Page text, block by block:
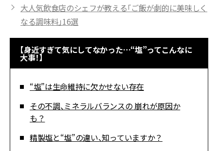
大人気飲食店のシェフが教える「ご飯が劇的に美味しく
なる調味料」16選
【身近すぎて気にしてなかった…“塩”ってこんなに
大事！】
“塩”は生命維持に欠かせない存在
その不調、ミネラルバランスの 崩れが原因か
も？
精製塩と“塩”の違い、知っていますか？